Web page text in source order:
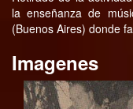
la enseñanza de
(Buenos Aires) donde
Imagenes